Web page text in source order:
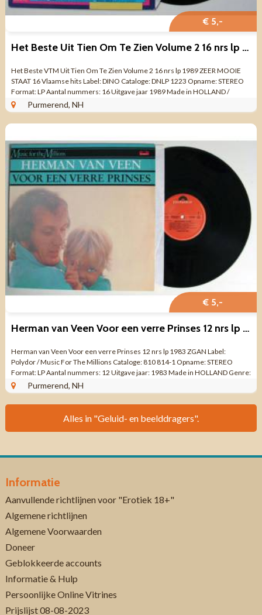
€ 5,-
Het Beste Uit Tien Om Te Zien Volume 2 16 nrs lp 1989 ZGAN
Het Beste VTM Uit Tien Om Te Zien Volume 2 16 nrs lp 1989 ZEER MOOIE
STAAT 16 Vlaamse hits Label: DINO Cataloge: DNLP 1223 Opname: STEREO
Format: LP Aantal nummers: 16 Uitgave jaar 1989 Made in HOLLAND /
BELGIË Genre: ...
Purmerend, NH
€ 5,-
Herman van Veen Voor een verre Prinses 12 nrs lp 1983 ZGAN
Herman van Veen Voor een verre Prinses 12 nrs lp 1983 ZGAN Label:
Polydor / Music For The Millions Cataloge: 810 814-1 Opname: STEREO
Format: LP Aantal nummers: 12 Uitgave jaar: 1983 Made in HOLLAND Genre:
Nederlandstalige Pop ...
Purmerend, NH
Alles in "Geluid- en beelddragers".
Informatie
Aanvullende richtlijnen voor "Erotiek 18+"
Algemene richtlijnen
Algemene Voorwaarden
Doneer
Geblokkeerde accounts
Informatie & Hulp
Persoonlijke Online Vitrines
Prijslijst 08-08-2023